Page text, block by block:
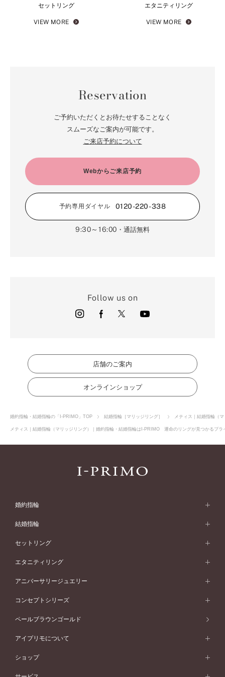
セットリング
VIEW MORE
エタニティリング
VIEW MORE
Reservation
ご予約いただくとお待たせすることなく
スムーズなご案内が可能です。
ご来店予約について
Webからご来店予約
予約専用ダイヤル 0120-220-338
9:30～16:00 ・通話無料
Follow us on
店舗のご案内
オンラインショップ
婚約指輪・結婚指輪の「I-PRIMO」TOP 結婚指輪［マリッジリング］ メティス｜結婚指輪（
メティス｜結婚指輪（マリッジリング）｜婚約指輪・結婚指輪はI-PRIMO 運命のリングが見つかるブ
婚約指輪
婚約指輪 (エンゲージリング)
婚約指輪一覧
ピンクゴールド
ペールブラウンゴールド
ウェーブライン
V字ライン
ワンサイドメレ
ダブルサイドメレ
フェミニン
モード
50万円台～
40万円台～
30万円台～
婚約指輪 人気ランキング
結婚指輪
結婚指輪 (マリッジリング)
結婚指輪一覧
ピンクゴールド
ペールブラウンゴールド
ウェーブライン
V字ライン
ワンメレ
セベラルメレ
フェミニン
モード
50万円～
セットリング
セットリング
セットリング一覧
ピンクゴールド
ペールブラウンゴールド
エタニティリング
エタニティリング
エタニティリング一覧
ピンクゴールド
ペールブラウンゴールド
アニバーサリージュエリー
アニバーサリージュエリー
アニバーサリージュエリー一覧
ファッションリング
コンセプトシリーズ
コンセプトシリーズ
オリジンビリーフ
ペールブラウンゴールド
アイプリモについて
アイプリモについて
パーソナルハンド診断
ショップ
店舗一覧